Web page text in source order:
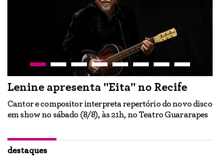
Lenine apresenta "Eita" no Recife
Cantor e compositor interpreta repertório do novo disco
em show no sábado (8/8), às 21h, no Teatro Guararapes
destaques